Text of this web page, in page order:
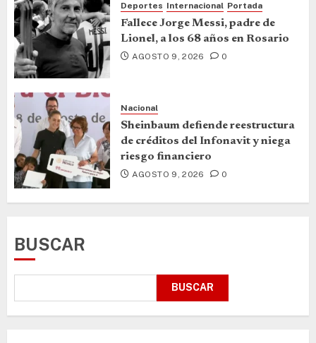
Deportes Internacional Portada
Fallece Jorge Messi, padre de
Lionel, a los 68 años en Rosario
AGOSTO 9, 2026 0
Nacional
Sheinbaum defiende reestructura
de créditos del Infonavit y niega
riesgo financiero
AGOSTO 9, 2026 0
BUSCAR
BUSCAR